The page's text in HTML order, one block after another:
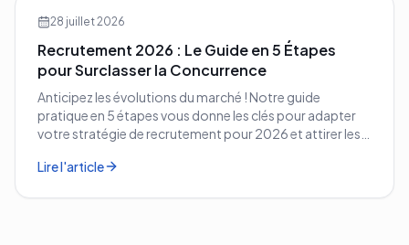
28 juillet 2026
Recrutement 2026 : Le Guide en 5 Étapes
pour Surclasser la Concurrence
Anticipez les évolutions du marché ! Notre guide
pratique en 5 étapes vous donne les clés pour adapter
votre stratégie de recrutement pour 2026 et attirer les
Lire l'article